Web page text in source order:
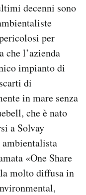
decenni sono
per
che l’azienda
impianto di
di
in mare senza
che è nato
a Solvay
ambientalista
«One Share
molto diffusa in